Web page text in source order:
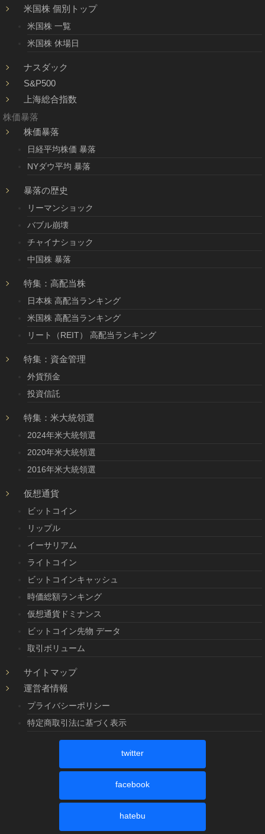
米国株 個別トップ
米国株 一覧
米国株 休場日
ナスダック
S&P500
上海総合指数
株価暴落
株価暴落
日経平均株価 暴落
NYダウ平均 暴落
暴落の歴史
リーマンショック
バブル崩壊
チャイナショック
中国株 暴落
特集：高配当株
日本株 高配当ランキング
米国株 高配当ランキング
リート（REIT） 高配当ランキング
特集：資金管理
外貨預金
投資信託
特集：米大統領選
2024年米大統領選
2020年米大統領選
2016年米大統領選
仮想通貨
ビットコイン
リップル
イーサリアム
ライトコイン
ビットコインキャッシュ
時価総額ランキング
仮想通貨ドミナンス
ビットコイン先物 データ
取引ボリューム
サイトマップ
運営者情報
プライバシーポリシー
特定商取引法に基づく表示
twitter
facebook
hatebu